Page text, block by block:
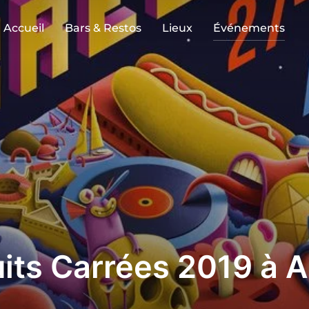
Accueil Bars & Restos Lieux Événements
Carrées 2019 à